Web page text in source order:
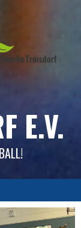
E.V.